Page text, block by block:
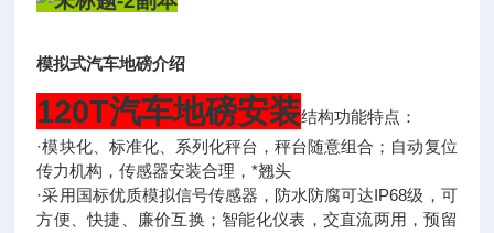
模拟式汽车地磅介绍
120T汽车地磅安装结构功能特点：
·模块化、标准化、系列化秤台，秤台随意组合；自动复位
传力机构，传感器安装合理，*翘头
·采用国标优质模拟信号传感器，防水防腐可达IP68级，可
方便、快捷、廉价互换；智能化仪表，交直流两用，预留